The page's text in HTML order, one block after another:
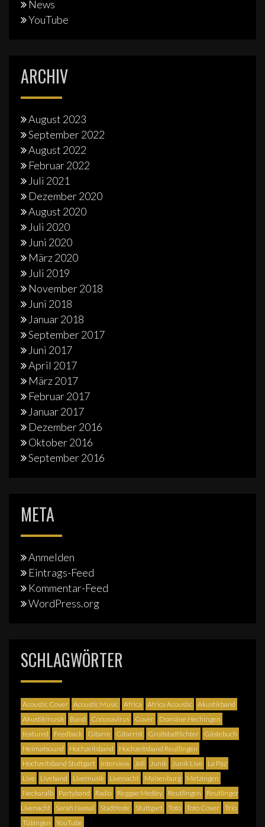
News
YouTube
ARCHIV
August 2023
September 2022
August 2022
Februar 2022
Juli 2021
Dezember 2020
August 2020
Juli 2020
Juni 2020
März 2020
Juli 2019
November 2018
Juni 2018
Januar 2018
September 2017
Juni 2017
April 2017
März 2017
Februar 2017
Januar 2017
Dezember 2016
Oktober 2016
September 2016
META
Anmelden
Eintrags-Feed
Kommentar-Feed
WordPress.org
SCHLAGWÖRTER
Acoustic Cover Acoustic Music Africa Africa Acoustic Akustikband
Akustikmusik
Band Coronavirus Cover
Domäne Hechingen
featured
Feedback Gitarre Gitarrist Großstadtlichter
Gästebuch
Heimatsound
Hochzeitsband
Hochzeitsband Reutlingen
Hochzeitsband Stuttgart
Interview Joli Junik Junik Live
La Paz
Live
Liveband Livemusik Livenacht Maisenburg
Metzingen
Neckaralb
Partyband Radio Reggae Medley Reutlingen
Reutlinger
Livenacht
Sarah Nassal Stadtfeste Stuttgart Toto Toto Cover Trio
Tübingen
YouTube